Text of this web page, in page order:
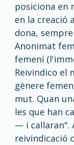
posiciona en
en la creació
dona,
Anonimat
femení
Reivindico el
gènere
mut. Quan
les que han
— i callaran".
reivindicació